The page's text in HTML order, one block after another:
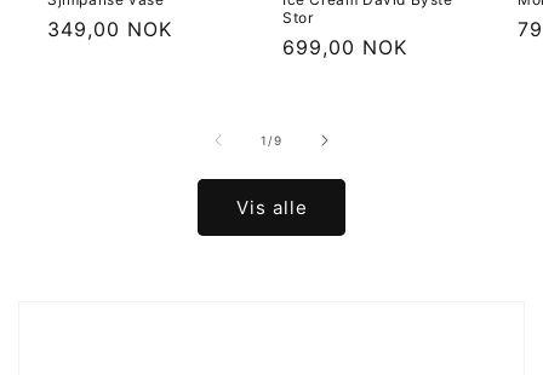
Vanlig
349,00 NOK
Stor
Vanlig
699,00 NOK
1 /av
9
Vis alle